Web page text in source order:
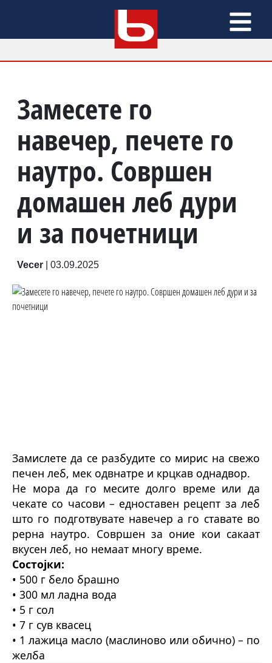
Замесете го
навечер, печете го
наутро. Совршен
домашен леб дури
и за почетници
Vecer 03.09.2025
Замислете да се разбудите со мирис на свежо
печен леб, мек одвнатре и крцкав однадвор.
Не мора да го месите долго време или да
чекате со часови – едноставен рецепт за леб
што го подготвувате навечер а го ставате во
рерна наутро. Совршен за оние кои сакаат
вкусен леб, но немаат многу време.
Состојки:
• 500 г бело брашно
• 300 мл ладна вода
• 5 г сол
• 7 г сув квасец
• 1 лажица масло (маслиново или обично) – по
желба